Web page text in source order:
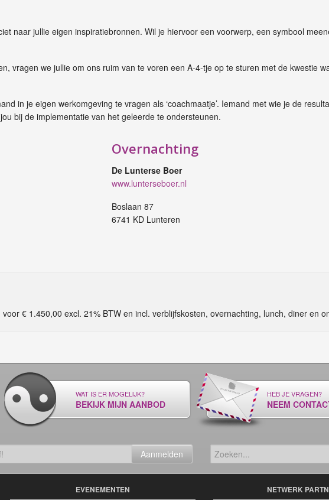
naar jullie eigen inspiratiebronnen. Wil je hiervoor een voorwerp, een symbool
vragen we jullie om ons ruim van te voren een A-4-tje op te sturen met de kwestie
in je eigen werkomgeving te vragen als ‘coachmaatje’. Iemand met wie je de
bij de implementatie van het geleerde te ondersteunen.
Overnachting
De Lunterse Boer
www.lunterseboer.nl
Boslaan 87
6741 KD Lunteren
€ 1.450,00 excl. 21% BTW en incl. verblijfskosten, overnachting, lunch, diner en
WAT IS ER MOGELIJK?
BEKIJK MIJN AANBOD
HEB JE VRAGEN?
NEEM
Aanmelden
EVENEMENTEN NETWERK